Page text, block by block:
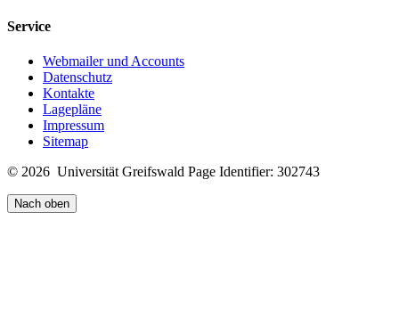
Service
Webmailer und Accounts
Datenschutz
Kontakte
Lagepläne
Impressum
Sitemap
© 2026 Universität Greifswald Page Identifier: 302743
Nach oben